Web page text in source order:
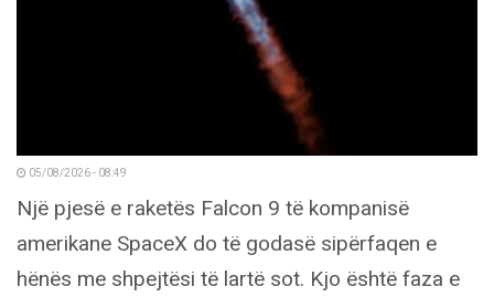
05/08/2026 - 08:49
Një pjesë e raketës Falcon 9 të kompanisë
amerikane SpaceX do të godasë sipërfaqen e
hënës me shpejtësi të lartë sot. Kjo është faza e